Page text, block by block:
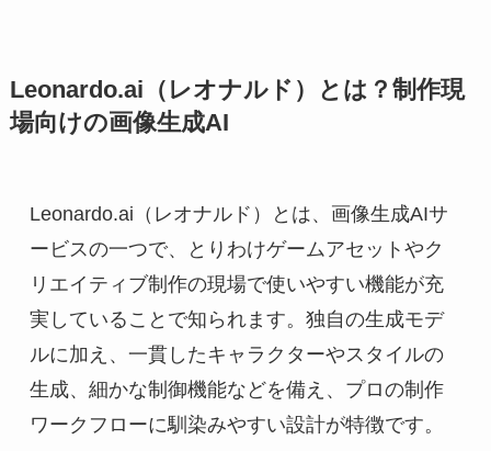
Leonardo.ai（レオナルド）とは？制作現
場向けの画像生成AI
Leonardo.ai（レオナルド）とは、画像生成AIサ
ービスの一つで、とりわけゲームアセットやク
リエイティブ制作の現場で使いやすい機能が充
実していることで知られます。独自の生成モデ
ルに加え、一貫したキャラクターやスタイルの
生成、細かな制御機能などを備え、プロの制作
ワークフローに馴染みやすい設計が特徴です。